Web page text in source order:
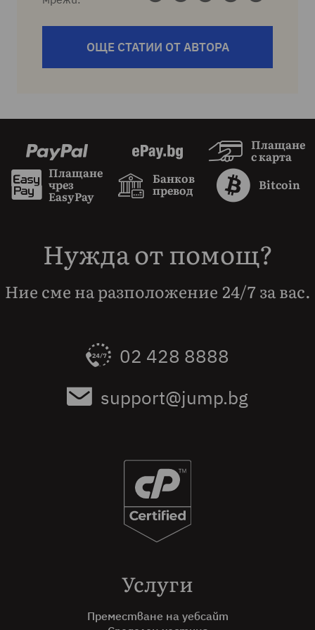
ОЩЕ СТАТИИ ОТ АВТОРА
Плащане
с карта
Плащане
чрез
EasyPay
Банков
превод
Bitcoin
Нужда от помощ?
Ние сме на разположение 24/7 за вас.
02 428 8888
support@jump.bg
Услуги
Преместване на уебсайт